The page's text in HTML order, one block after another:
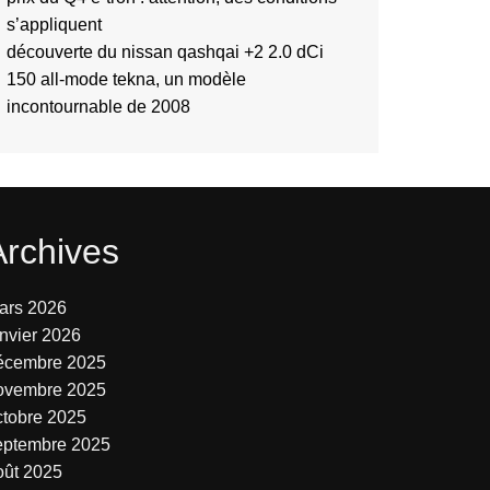
s’appliquent
découverte du nissan qashqai +2 2.0 dCi
150 all-mode tekna, un modèle
incontournable de 2008
2026
2026
2025
2025
2025
2025
2025